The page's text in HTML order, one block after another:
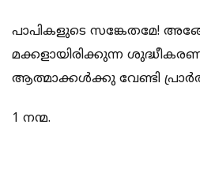
പാപികളുടെ സങ്കേതമേ!
മക്കളായിരിക്കുന്ന
ആത്മാക്കള്‍ക്കു വേണ്ടി
1 നന്മ.